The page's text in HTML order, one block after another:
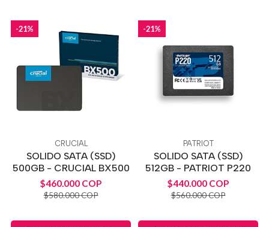
-21%
CRUCIAL
SOLIDO SATA (SSD)
500GB - CRUCIAL BX500
$460.000 COP
$580.000 COP
-21%
PATRIOT
SOLIDO SATA (SSD)
512GB - PATRIOT P220
$440.000 COP
$560.000 COP